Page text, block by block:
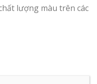
lượng màu trên các